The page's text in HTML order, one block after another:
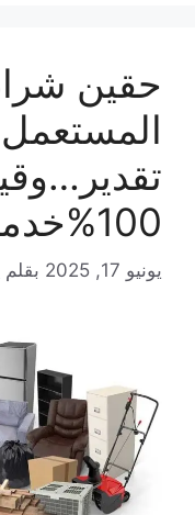
حقين
100%خدمة 24ساعة
يونيو 17, 2025 بقلم